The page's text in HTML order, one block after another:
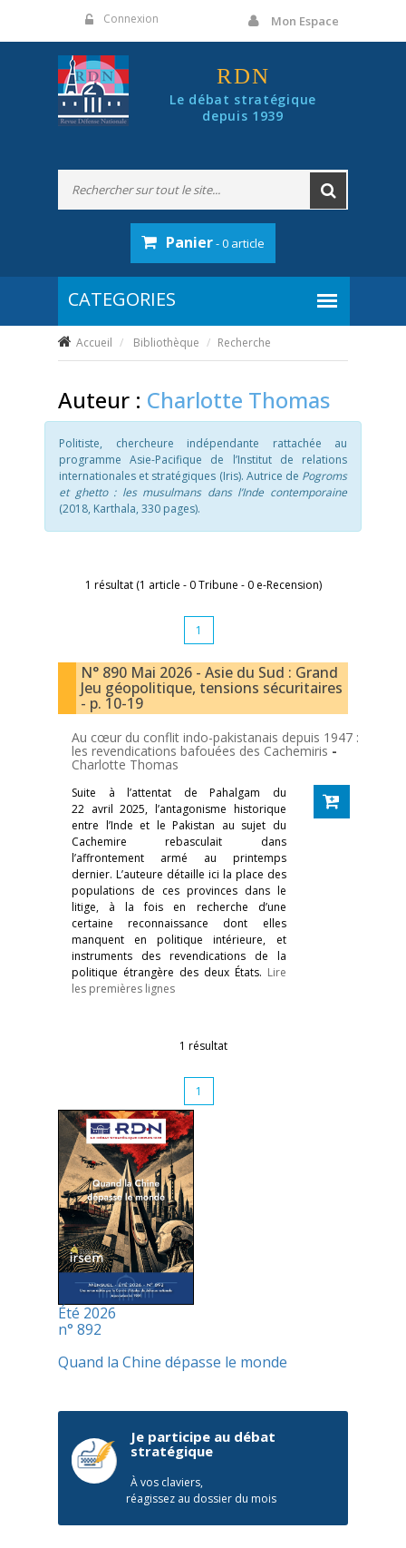
Connexion Mon Espace
RDN
Le débat stratégique
depuis 1939
Panier- 0 article
Accueil Bibliothèque Recherche
Auteur : Charlotte Thomas
Politiste, chercheure indépendante rattachée au
programme Asie-Pacifique de l’Institut de relations
internationales et stratégiques (Iris). Autrice de Pogroms
et ghetto : les musulmans dans l’Inde contemporaine
(2018, Karthala, 330 pages).
1 résultat (1 article - 0 Tribune - 0 e-Recension)
1
N° 890 Mai 2026 - Asie du Sud : Grand
Jeu géopolitique, tensions sécuritaires
- p. 10-19
Au cœur du conflit indo-pakistanais depuis 1947 :
les revendications bafouées des Cachemiris -
Charlotte Thomas
Suite à l’attentat de Pahalgam du
22 avril 2025, l’antagonisme historique
entre l’Inde et le Pakistan au sujet du
Cachemire rebasculait dans
l’affrontement armé au printemps
dernier. L’auteure détaille ici la place des
populations de ces provinces dans le
litige, à la fois en recherche d’une
certaine reconnaissance dont elles
manquent en politique intérieure, et
instruments des revendications de la
politique étrangère des deux États. Lire
les premières lignes
1 résultat
1
Été 2026
n° 892
Quand la Chine dépasse le monde
Je participe au débat
stratégique
À vos claviers,
réagissez au dossier du mois